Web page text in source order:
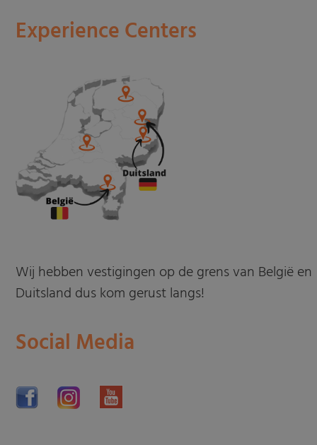
Experience Centers
Wij hebben vestigingen op de grens van België en
Duitsland dus kom gerust langs!
Social Media